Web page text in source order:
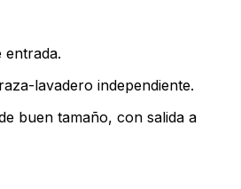
entrada.
lavadero independiente.
buen tamaño, con salida a